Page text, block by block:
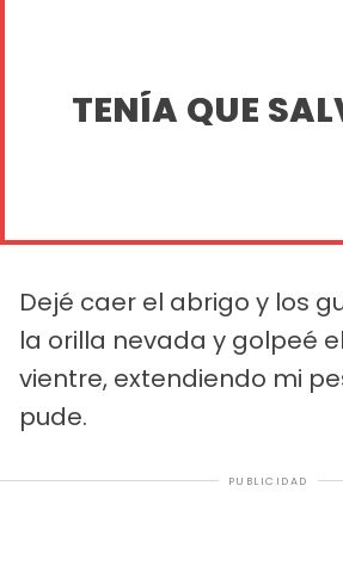
TENÍA QUE
Dejé caer el abrigo y los
la orilla nevada y golpeé
vientre, extendiendo mi
pude.
PUBLICIDAD